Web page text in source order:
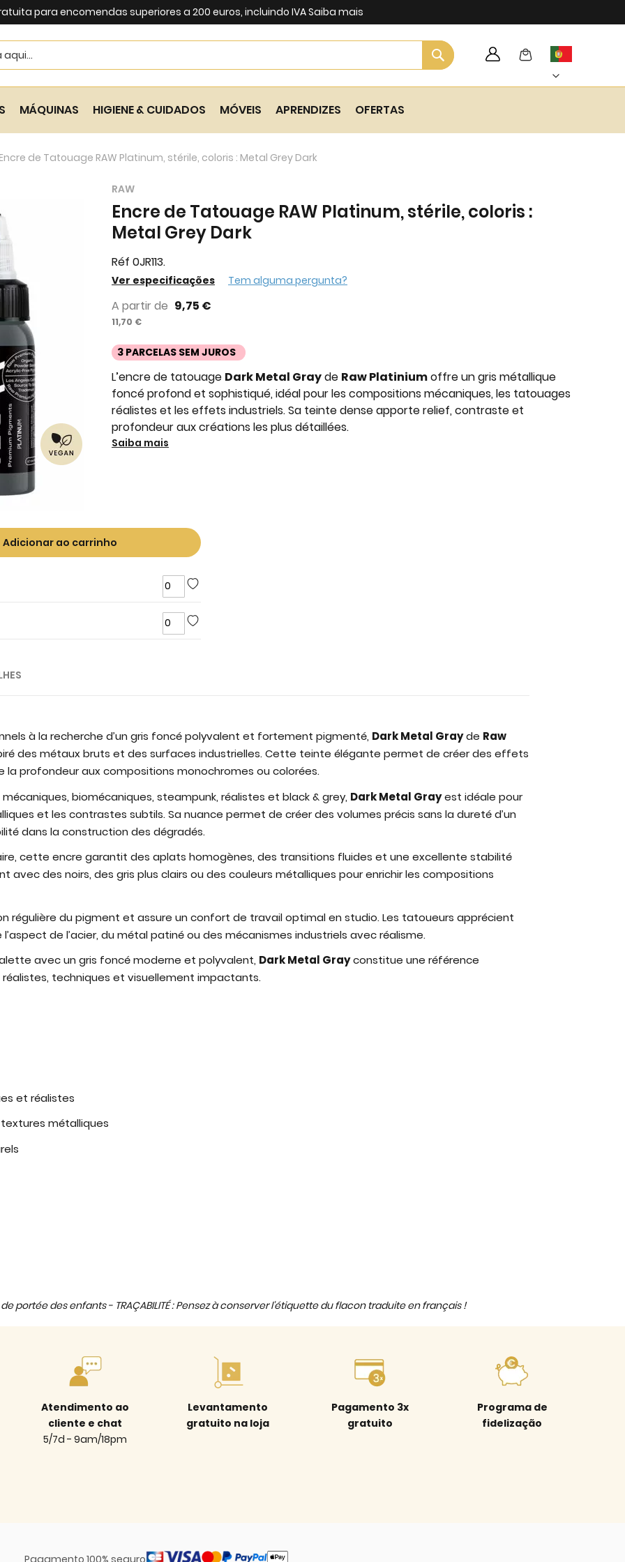
para encomendas superiores a 200 euros, incluindo IVASaiba mais
Search
Search My Cart
Language
MÁQUINAS HIGIENE & CUIDADOS MÓVEIS APRENDIZES OFERTAS
Encre de Tatouage RAW Platinum, stérile, coloris : Metal Grey Dark
RAW
Encre de Tatouage RAW Platinum, stérile, coloris :
Metal Grey Dark
Réf 0JR113.
3 PARCELAS SEM JUROS
A partir de 9,75 €
11,70 €
Ver especificações Tem alguma pergunta?
L’encre de tatouage Dark Metal Grayde Raw Platiniumoffre un gris métallique
foncé profond et sophistiqué, idéal pour les compositions mécaniques, les tatouages
réalistes et les effets industriels. Sa teinte dense apporte relief, contraste et
profondeur aux créations les plus détaillées.
Saiba mais
Adicionar ao carrinho
à la recherche d’un gris foncé polyvalent et fortement pigmenté, Dark Metal Grayde Raw
des métaux bruts et des surfaces industrielles. Cette teinte élégante permet de créer des effets
profondeur aux compositions monochromes ou colorées.
biomécaniques, steampunk, réalistes et black & grey, Dark Metal Grayest idéale pour
et les contrastes subtils. Sa nuance permet de créer des volumes précis sans la dureté d’un
dans la construction des dégradés.
cette encre garantit des aplats homogènes, des transitions fluides et une excellente stabilité
avec des noirs, des gris plus clairs ou des couleurs métalliques pour enrichir les compositions
régulière du pigment et assure un confort de travail optimal en studio. Les tatoueurs apprécient
de l’acier, du métal patiné ou des mécanismes industriels avec réalisme.
avec un gris foncé moderne et polyvalent, Dark Metal Grayconstitue une référence
techniques et visuellement impactants.
et réalistes
métalliques
portée des enfants - TRAÇABILITÉ : Pensez à conserver l'étiquette du flacon traduite en français !
Atendimento ao
cliente e chat
5/7d - 9am/18pm
Levantamento
gratuito na loja
Pagamento 3x
gratuito
Programa de
fidelização
Pagamento 100% seguro